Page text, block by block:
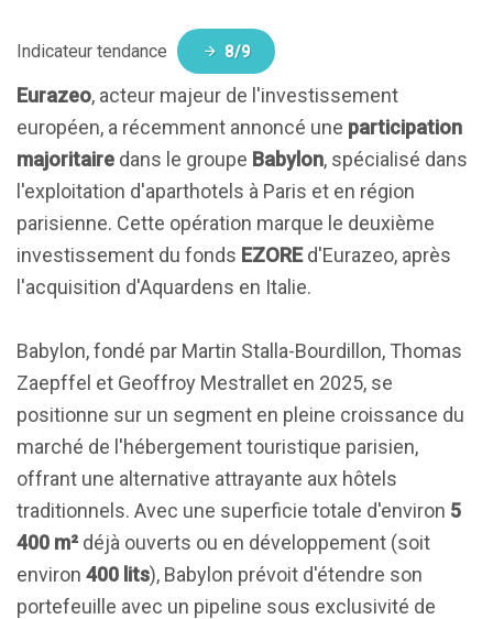
Indicateur tendance 8/9
Eurazeo, acteur majeur de l'investissement
européen, a récemment annoncé une participation
majoritaire dans le groupe Babylon, spécialisé dans
l'exploitation d'aparthotels à Paris et en région
parisienne. Cette opération marque le deuxième
investissement du fonds EZOREd'Eurazeo, après
l'acquisition d'Aquardens en Italie.
Babylon, fondé par Martin Stalla-Bourdillon, Thomas
Zaepffel et Geoffroy Mestrallet en 2025, se
positionne sur un segment en pleine croissance du
marché de l'hébergement touristique parisien,
offrant une alternative attrayante aux hôtels
traditionnels. Avec une superficie totale d'environ 5
400 m² déjà ouverts ou en développement (soit
environ 400 lits), Babylon prévoit d'étendre son
portefeuille avec un pipeline sous exclusivité de